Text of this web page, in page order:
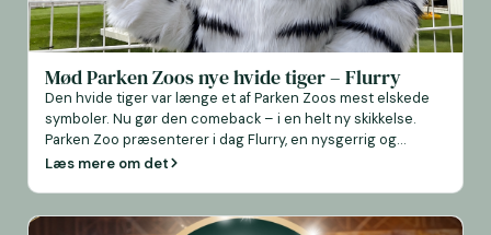
Mød Parken Zoos nye hvide tiger – Flurry
Den hvide tiger var længe et af Parken Zoos mest elskede
symboler. Nu gør den comeback – i en helt ny skikkelse.
Parken Zoo præsenterer i dag Flurry, en nysgerrig og
eventyrlysten hvid tiger, der vil møde parkens gæster,
Læs mere om det